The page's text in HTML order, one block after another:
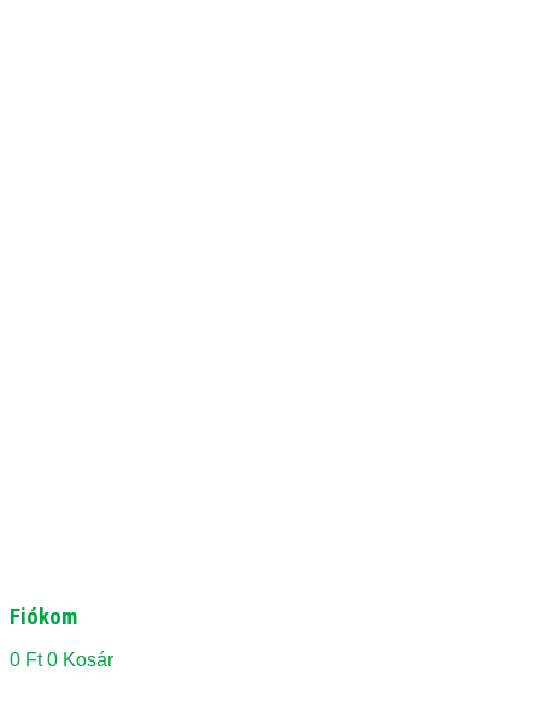
Fiókom
0 Ft 0 Kosár